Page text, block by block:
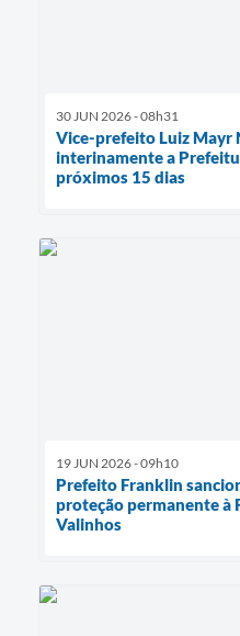
30 JUN 2026 - 08h31
Vice-prefeito Luiz Mayr
interinamente a
próximos 15 dias
19 JUN 2026 - 09h10
Prefeito Franklin
proteção permanente à
Valinhos